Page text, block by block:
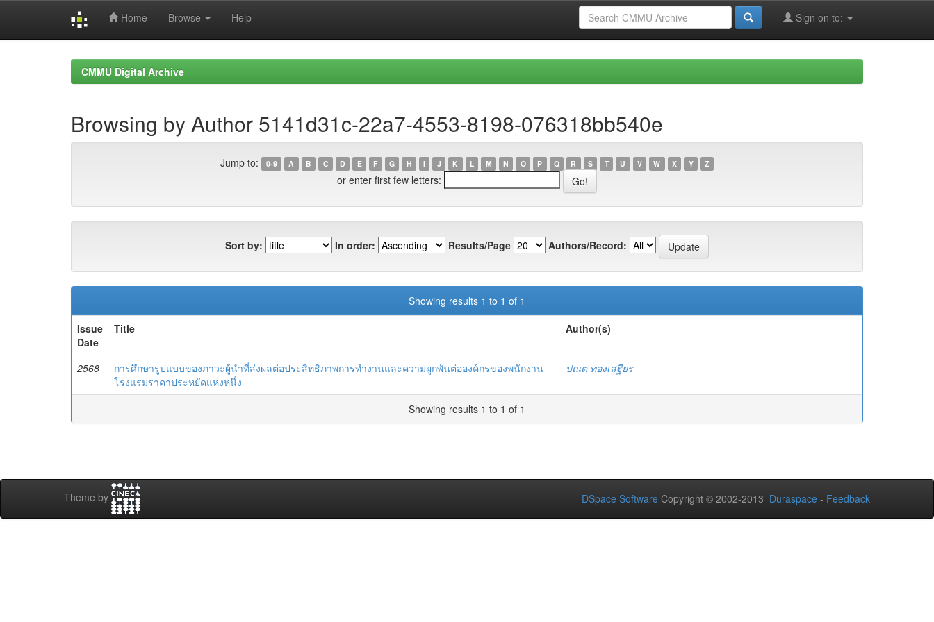
Home Browse Help Sign on to:
CMMU Digital Archive
Browsing by Author 5141d31c-22a7-4553-8198-076318bb540e
Jump to: 0-9 A B C D E F G H I J K L M N O P Q R S T U V W X Y Z
or enter first few letters:
Sort by: In order: Results/Page Authors/Record:
Showing results 1 to 1 of 1
Issue
Date
Title Author(s)
2568
การศึกษารูปแบบของภาวะผู้นำที่ส่งผลต่อประสิทธิภาพการทำงานและความผูกพันต่อองค์กรของพนักงาน
โรงแรมราคาประหยัดแห่งหนึ่ง
ปณต ทองเสฐียร
Showing results 1 to 1 of 1
Theme by DSpace Software Copyright © 2002-2013 Duraspace - Feedback